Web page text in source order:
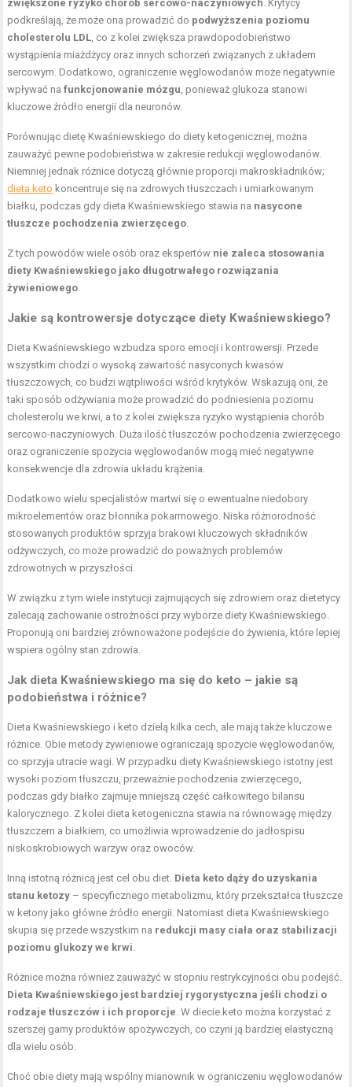
zwiększone ryzyko chorób sercowo-naczyniowych. Krytycy
podkreślają, że może ona prowadzić do podwyższenia poziomu
cholesterolu LDL, co z kolei zwiększa prawdopodobieństwo
wystąpienia miażdżycy oraz innych schorzeń związanych z układem
sercowym. Dodatkowo, ograniczenie węglowodanów może negatywnie
wpływać nafunkcjonowanie mózgu, ponieważ glukoza stanowi
kluczowe źródło energii dla neuronów.
Porównując dietę Kwaśniewskiego do diety ketogenicznej, można
zauważyć pewne podobieństwa w zakresie redukcji węglowodanów.
Niemniej jednak różnice dotyczą głównie proporcji makroskładników;
dieta keto koncentruje się na zdrowych tłuszczach i umiarkowanym
białku, podczas gdy dieta Kwaśniewskiego stawia na nasycone
tłuszcze pochodzenia zwierzęcego.
Z tych powodów wiele osób oraz ekspertów nie zaleca stosowania
diety Kwaśniewskiego jako długotrwałego rozwiązania
żywieniowego.
Jakie są kontrowersje dotyczące diety Kwaśniewskiego?
Dieta Kwaśniewskiego wzbudza sporo emocji i kontrowersji. Przede
wszystkim chodzi o wysoką zawartość nasyconych kwasów
tłuszczowych, co budzi wątpliwości wśród krytyków. Wskazują oni, że
taki sposób odżywiania może prowadzić do podniesienia poziomu
cholesterolu we krwi, a to z kolei zwiększa ryzyko wystąpienia chorób
sercowo-naczyniowych. Duża ilość tłuszczów pochodzenia zwierzęcego
oraz ograniczenie spożycia węglowodanów mogą mieć negatywne
konsekwencje dla zdrowia układu krążenia.
Dodatkowo wielu specjalistów martwi się o ewentualne niedobory
mikroelementów oraz błonnika pokarmowego. Niska różnorodność
stosowanych produktów sprzyja brakowi kluczowych składników
odżywczych, co może prowadzić do poważnych problemów
zdrowotnych w przyszłości.
W związku z tym wiele instytucji zajmujących się zdrowiem oraz dietetycy
zalecają zachowanie ostrożności przy wyborze diety Kwaśniewskiego.
Proponują oni bardziej zrównoważone podejście do żywienia, które lepiej
wspiera ogólny stan zdrowia.
Jak dieta Kwaśniewskiego ma się do keto – jakie są
podobieństwa i różnice?
Dieta Kwaśniewskiego i keto dzielą kilka cech, ale mają także kluczowe
różnice. Obie metody żywieniowe ograniczają spożycie węglowodanów,
co sprzyja utracie wagi. W przypadku diety Kwaśniewskiego istotny jest
wysoki poziom tłuszczu, przeważnie pochodzenia zwierzęcego,
podczas gdy białko zajmuje mniejszą część całkowitego bilansu
kalorycznego. Z kolei dieta ketogeniczna stawia na równowagę między
tłuszczem a białkiem, co umożliwia wprowadzenie do jadłospisu
niskoskrobiowych warzyw oraz owoców.
Inną istotną różnicą jest cel obu diet. Dieta keto dąży do uzyskania
stanu ketozy – specyficznego metabolizmu, który przekształca tłuszcze
w ketony jako główne źródło energii. Natomiast dieta Kwaśniewskiego
skupia się przede wszystkim na redukcji masy ciała oraz stabilizacji
poziomu glukozy we krwi.
Różnice można również zauważyć w stopniu restrykcyjności obu podejść.
Dieta Kwaśniewskiego jest bardziej rygorystyczna jeśli chodzi o
rodzaje tłuszczów i ich proporcje. W diecie keto można korzystać z
szerszej gamy produktów spożywczych, co czyni ją bardziej elastyczną
dla wielu osób.
Choć obie diety mają wspólny mianownik w ograniczeniu węglowodanów